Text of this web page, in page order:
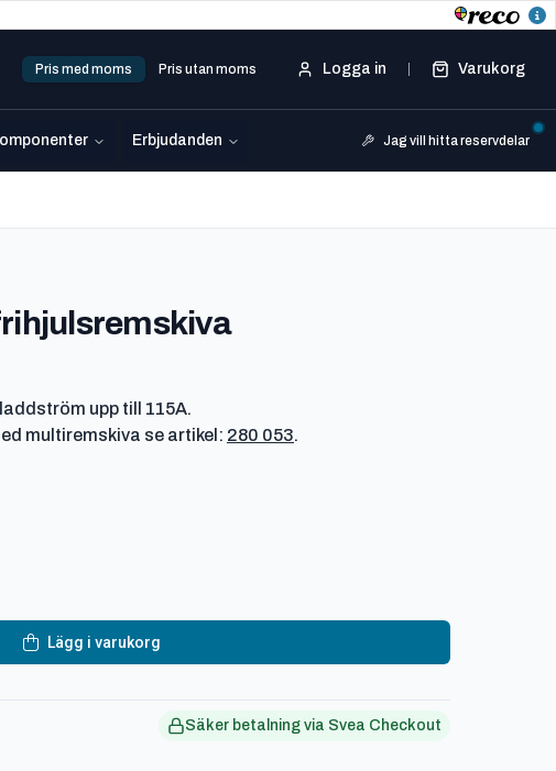
Pris med moms Pris utan moms Logga in Varukorg
Erbjudanden Jag vill hitta reservdelar
-
upp till 115A.
multiremskiva se artikel: 280 053.
Lägg i varukorg
Säker betalning via Svea Checkout